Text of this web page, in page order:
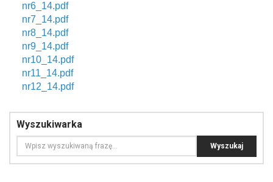
nr6_14.pdf
nr7_14.pdf
nr8_14.pdf
nr9_14.pdf
nr10_14.pdf
nr11_14.pdf
nr12_14.pdf
Wyszukiwarka